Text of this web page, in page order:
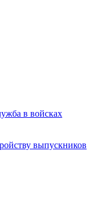
в войсках
выпускников